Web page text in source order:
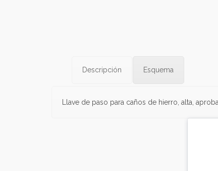
Descripción Esquema
Llave de paso para caños de hierro, alta,